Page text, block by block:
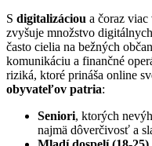
S digitalizáciou a čoraz
zvyšuje množstvo
často cielia na bežných
komunikáciu a finančné
riziká, ktoré prináša online
obyvateľov patria:
Seniori, ktorých
najmä dôverčivosť a